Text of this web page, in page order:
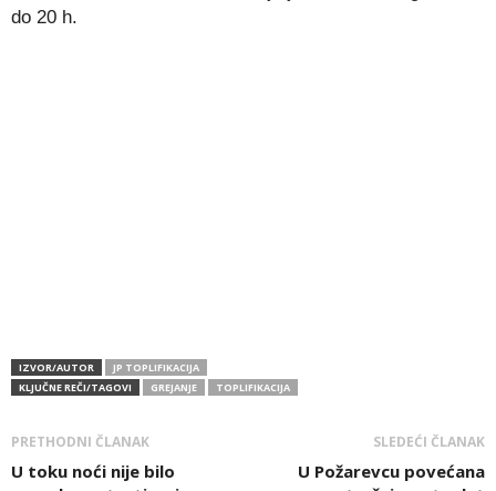
do 20 h.
IZVOR/AUTOR
JP TOPLIFIKACIJA
KLJUČNE REČI/TAGOVI
GREJANJE TOPLIFIKACIJA
PRETHODNI ČLANAK
U toku noći nije bilo
SLEDEĆI ČLANAK
U Požarevcu povećana